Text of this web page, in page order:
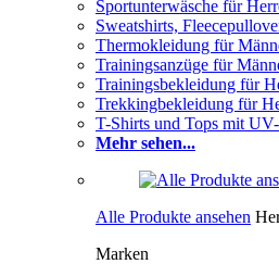
Sportunterwäsche für
Sweatshirts,
Thermokleidung für
Trainingsanzüge für
Trainingsbekleidung für
Trekkingbekleidung für
T-Shirts und Tops mit
Mehr sehen...
Alle Produkte ansehen
Marken